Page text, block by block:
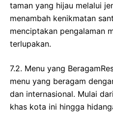
taman yang hijau melalui
menambah kenikmatan
menciptakan pengalaman
terlupakan.
7.2. Menu yang
menu yang beragam
dan internasional. Mulai
khas kota ini hingga